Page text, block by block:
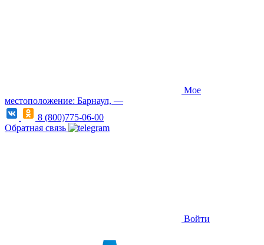
Мое
местоположение: Барнаул, —
8 (800)775-06-00
Обратная связь
Войти